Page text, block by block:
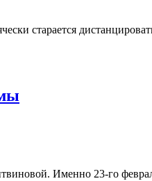
старается
Именно 23-го